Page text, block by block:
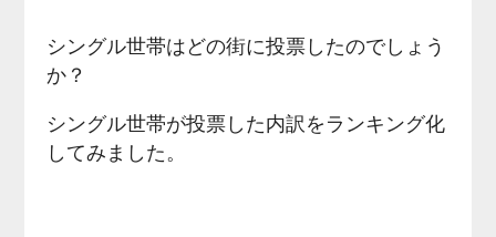
シングル世帯はどの街に投票したのでしょう
か？
シングル世帯が投票した内訳をランキング化
してみました。